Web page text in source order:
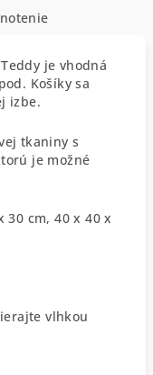
je vhodná
Košíky sa
izbe.
tkaniny s
je možné
30 cm, 40 x 40 x
vlhkou